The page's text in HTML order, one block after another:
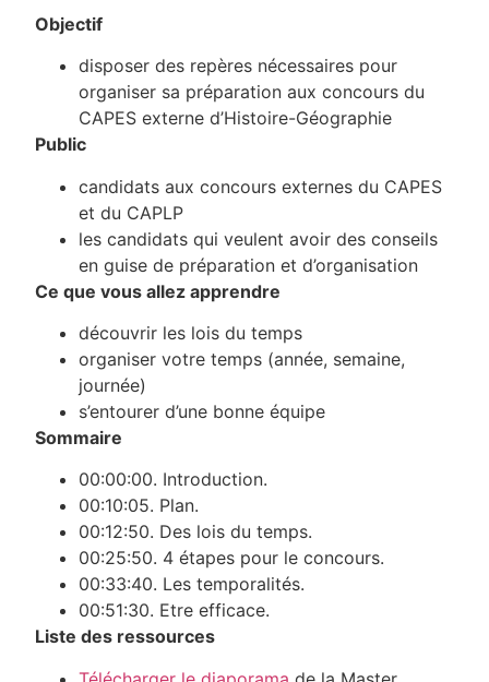
Objectif
disposer des repères nécessaires pour
organiser sa préparation aux concours du
CAPES externe d’Histoire-Géographie
Public
candidats aux concours externes du CAPES
et du CAPLP
les candidats qui veulent avoir des conseils
en guise de préparation et d’organisation
Ce que vous allez apprendre
découvrir les lois du temps
organiser votre temps (année, semaine,
journée)
s’entourer d’une bonne équipe
Sommaire
00:00:00. Introduction.
00:10:05. Plan.
00:12:50. Des lois du temps.
00:25:50. 4 étapes pour le concours.
00:33:40. Les temporalités.
00:51:30. Etre efficace.
Liste des ressources